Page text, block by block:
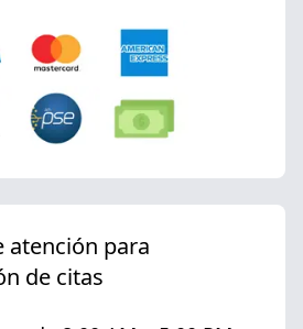
atención para
de citas